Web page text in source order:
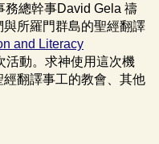
務總幹事David Gela 禱
所羅門群島的聖經翻譯
and Literacy
活動。求神使用這次機
翻譯事工的教會、其他